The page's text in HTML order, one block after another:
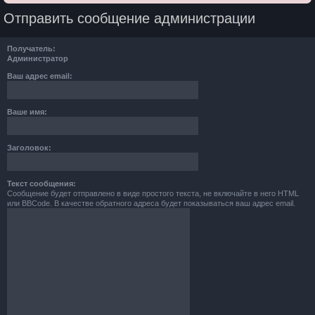
Отправить сообщение администрации
Получатель:
Администратор
Ваш адрес email:
Ваше имя:
Заголовок:
Текст сообщения:
Сообщение будет отправлено в виде простого текста, не включайте в него HTML
или BBCode. В качестве обратного адреса будет показываться ваш адрес email.